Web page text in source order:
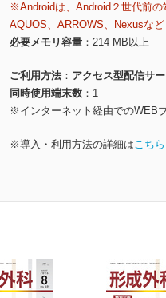
※Androidは、Android２世代前の
AQUOS、ARROWS、Nexusな
必要メモリ容量
214 MB以上
ご利用方法
アクセス型配信サー
同時使用端末数
1
※インターネット経由でのWEB
※導入・利用方法の詳細はこちら